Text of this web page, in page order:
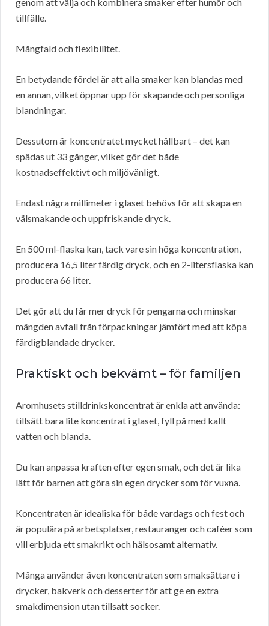
tillfälle.
Mångfald och flexibilitet.
En betydande fördel är att alla smaker kan blandas med
en annan, vilket öppnar upp för skapande och personliga
blandningar.
Dessutom är koncentratet mycket hållbart – det kan
spädas ut 33 gånger, vilket gör det både
kostnadseffektivt och miljövänligt.
Endast några millimeter i glaset behövs för att skapa en
välsmakande och uppfriskande dryck.
En 500 ml-flaska kan, tack vare sin höga koncentration,
producera 16,5 liter färdig dryck, och en 2-litersflaska kan
producera 66 liter.
Det gör att du får mer dryck för pengarna och minskar
mängden avfall från förpackningar jämfört med att köpa
färdigblandade drycker.
Praktiskt och bekvämt – för familjen
Aromhusets stilldrinkskoncentrat är enkla att använda:
tillsätt bara lite koncentrat i glaset, fyll på med kallt
vatten och blanda.
Du kan anpassa kraften efter egen smak, och det är lika
lätt för barnen att göra sin egen drycker som för vuxna.
Koncentraten är idealiska för både vardags och fest och
är populära på arbetsplatser, restauranger och caféer som
vill erbjuda ett smakrikt och hälsosamt alternativ.
Många använder även koncentraten som smaksättare i
drycker, bakverk och desserter för att ge en extra
smakdimension utan tillsatt socker.